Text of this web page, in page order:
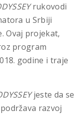
rukovodi
u Srbiji
Ovaj projekat,
program
godine i traje
jeste da se
razvoj